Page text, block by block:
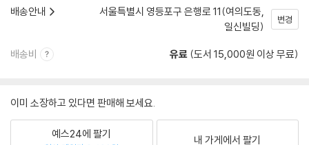
배송안내
서울특별시 영등포구 은행로 11(여의도동,
일신빌딩)
변경
배송비 유료 (도서 15,000원 이상 무료)
이미 소장하고 있다면 판매해 보세요.
예스24에 팔기 내 가게에서 팔기